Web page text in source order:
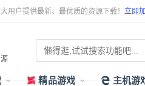
用户提供最新、最优质的资源下载！ 立即
精品游戏 主机游